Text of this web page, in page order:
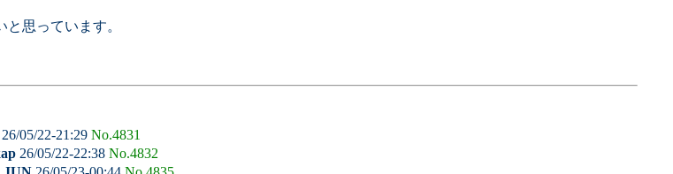
思っています。
26/05/22-21:29 No.4831
26/05/22-22:38 No.4832